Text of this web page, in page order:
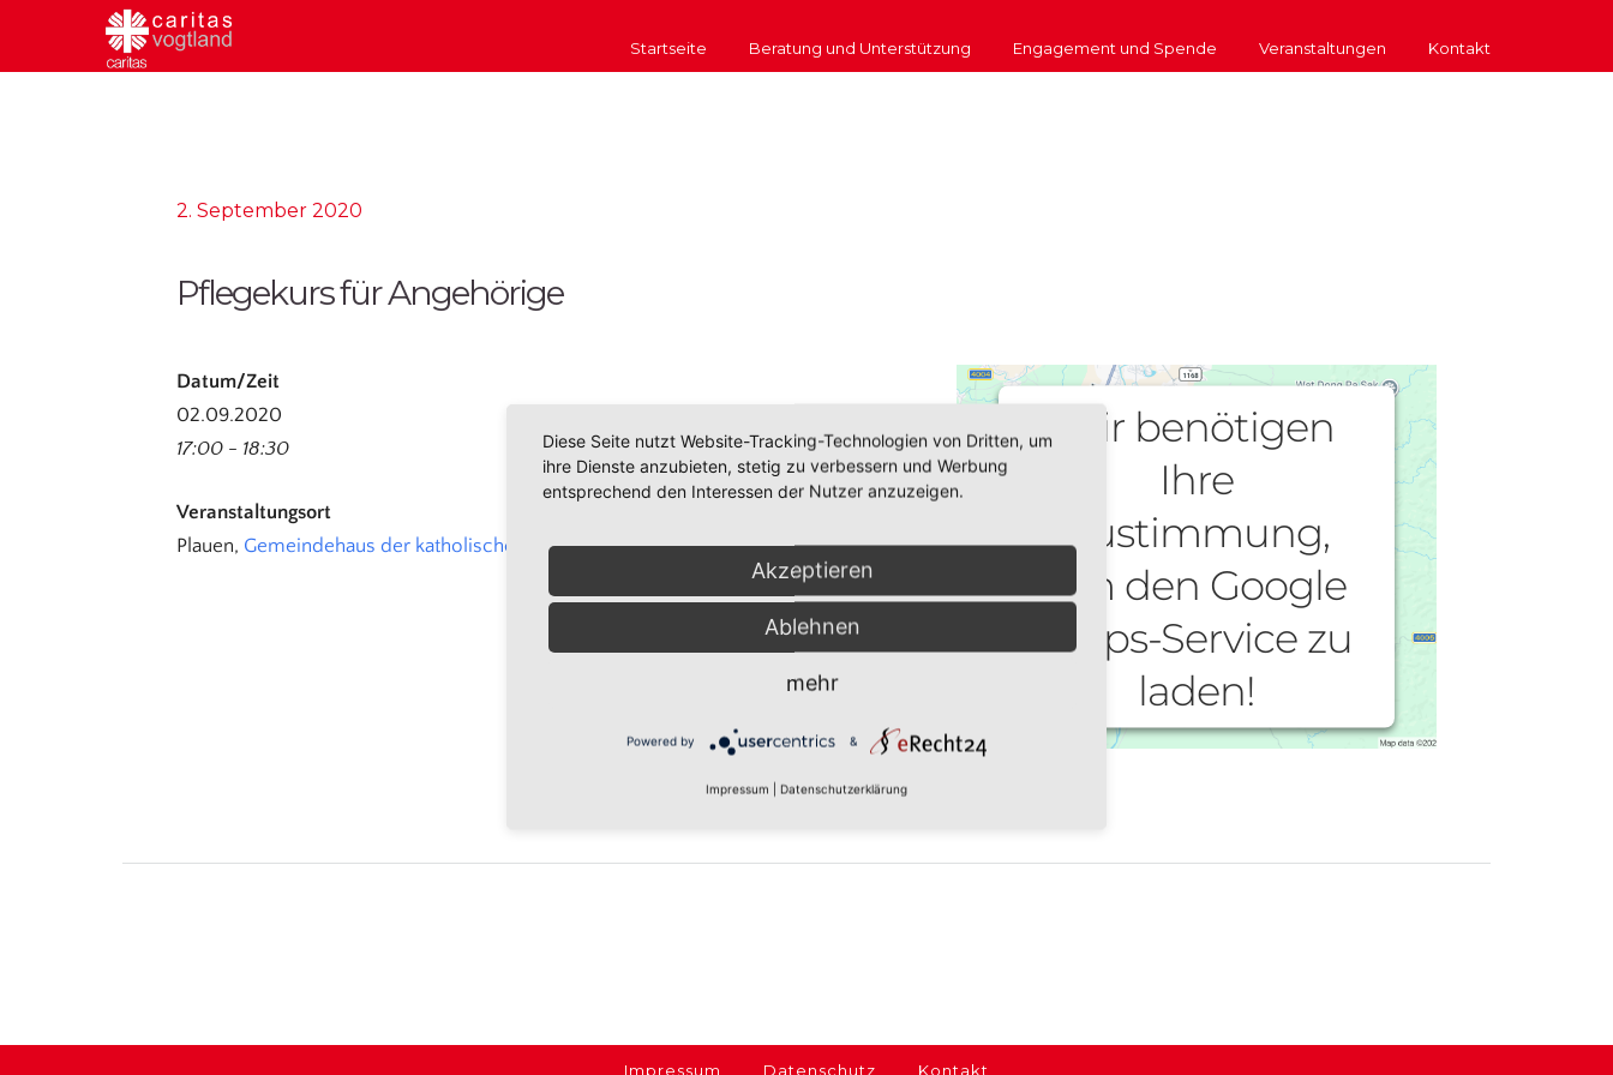
Startseite Beratung und Unterstützung Engagement und Spende Veranstaltungen Kontakt
2. September 2020
Pflegekurs für Angehörige
Wir benötigen
Ihre
Zustimmung,
um den Google
Maps-Service zu
laden!
Wir verwenden einen Service eines
Akzeptieren
Datum/Zeit
02.09.2020
17:00 - 18:30
Veranstaltungsort
Plauen, Gemeindehaus der katholischen Pfarrei
Impressum Datenschutz Kontakt
Diese Seite nutzt Website-Tracking-Technologien von Dritten, um
ihre Dienste anzubieten, stetig zu verbessern und Werbung
entsprechend den Interessen der Nutzer anzuzeigen.
Akzeptieren
Ablehnen
mehr
Powered by &
Impressum Datenschutzerklärung